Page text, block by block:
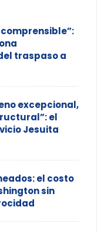
traspaso a
excepcional,
el
Jesuita
el costo
sin